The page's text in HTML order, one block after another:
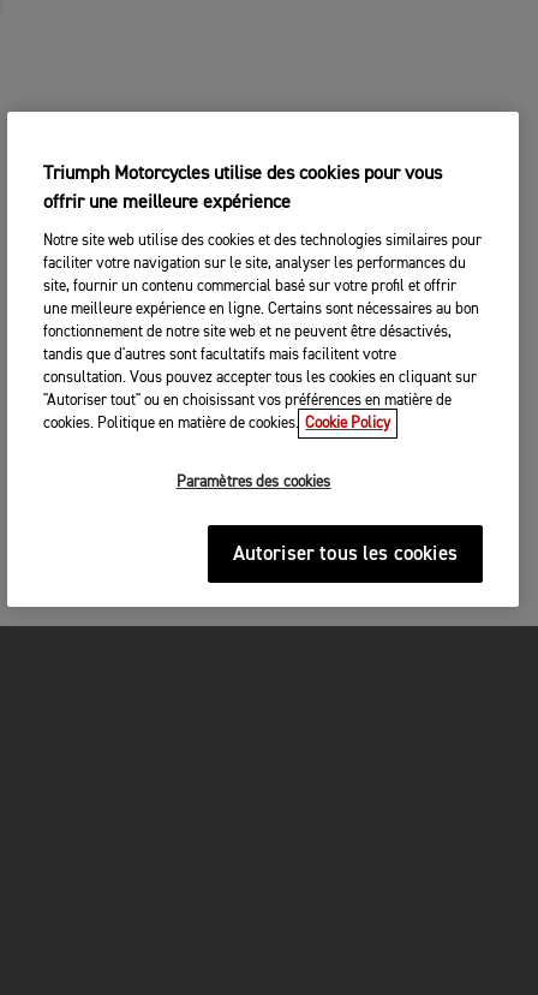
Triumph Motorcycles utilise des cookies pour vous
offrir une meilleure expérience
Notre site web utilise des cookies et des technologies similaires pour
faciliter votre navigation sur le site, analyser les performances du
site, fournir un contenu commercial basé sur votre profil et offrir
une meilleure expérience en ligne. Certains sont nécessaires au bon
fonctionnement de notre site web et ne peuvent être désactivés,
tandis que d'autres sont facultatifs mais facilitent votre
consultation. Vous pouvez accepter tous les cookies en cliquant sur
"Autoriser tout" ou en choisissant vos préférences en matière de
cookies. Politique en matière de cookies. Cookie Policy
Paramètres des cookies
Autoriser tous les cookies